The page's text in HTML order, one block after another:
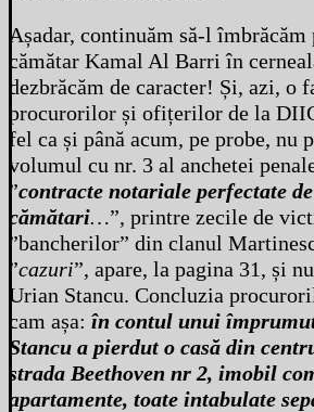
Așadar, continuăm să-l
cămătar Kamal Al Barri în
dezbrăcăm de caracter! Și, azi, o
procurorilor și ofițerilor de la
fel ca și până acum, pe probe, nu
volumul cu nr. 3 al anchetei
”contracte notariale perfectate
cămătari…”, printre zecile de
”bancherilor” din clanul
”cazuri”, apare, la pagina 31, și
Urian Stancu. Concluzia
cam așa: în contul unui
Stancu a pierdut o casă din
strada Beethoven nr 2, imobil
apartamente, toate intabulate